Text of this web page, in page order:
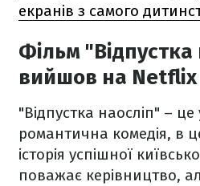
екранів з самого
Фільм "Відпустка
вийшов на Netflix
"Відпустка наосліп" – це
романтична комедія, в
історія успішної
поважає керівництво,